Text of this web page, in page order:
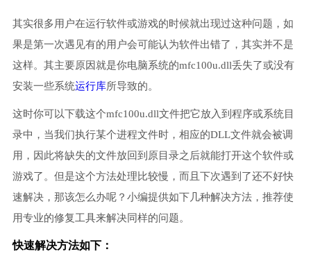
其实很多用户在运行软件或游戏的时候就出现过这种问题，如
果是第一次遇见有的用户会可能认为软件出错了，其实并不是
这样。其主要原因就是你电脑系统的mfc100u.dll丢失了或没有
安装一些系统运行库所导致的。
这时你可以下载这个mfc100u.dll文件把它放入到程序或系统目
录中，当我们执行某个进程文件时，相应的DLL文件就会被调
用，因此将缺失的文件放回到原目录之后就能打开这个软件或
游戏了。但是这个方法处理比较慢，而且下次遇到了还不好快
速解决，那该怎么办呢？小编提供如下几种解决方法，推荐使
用专业的修复工具来解决同样的问题。
快速解决方法如下：